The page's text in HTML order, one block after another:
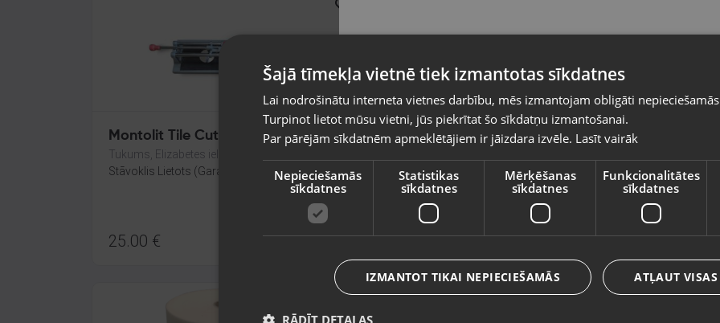
Montolit Tile Cutter
Tukums, Elizabetes iela 6
Stāvoklis Lietots (Garantija 6 mēneši)
25.00 €
Parkside Wire Brush Set PDRBS 4 A1
Stāvoklis Jauns (Garantija 24 mēneši)
18.00€
valsti
Vietnes saturs būs attēlots izvēlētajā valodā
Valsts
Valoda
Latviešu / Latvian
Šajā tīmekļa vietnē tiek izmantotas sīkdatnes
Lai nodrošinātu interneta vietnes darbību, mēs izmantojam obligāti
Turpinot lietot mūsu vietni, jūs piekrītat šo sīkdatņu izmantošanai.
Par pārējām sīkdatnēm apmeklētājiem ir jāizdara izvēle. Lasīt vairāk
Nepieciešamās
sīkdatnes
Statistikas
sīkdatnes
Mērķēšanas
sīkdatnes
Funkcionalitātes
sīkdatnes
ATĻAUT
IZMANTOT TIKAI NEPIECIEŠAMĀS
RĀDĪT DETAĻAS